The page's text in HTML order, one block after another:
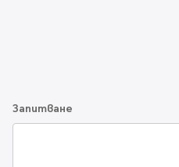
Запитване